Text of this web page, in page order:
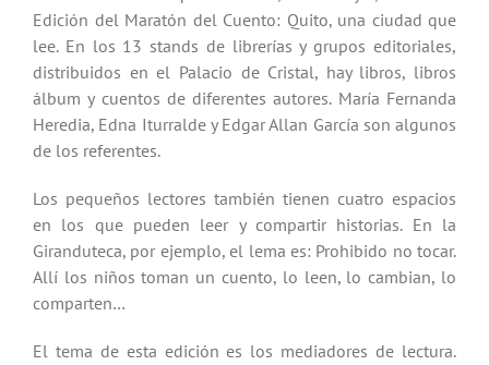
Edición del Maratón del Cuento: Quito, una ciudad que
lee. En los 13 stands de librerías y grupos editoriales,
distribuidos en el Palacio de Cristal, hay libros, libros
álbum y cuentos de diferentes autores. María Fernanda
Heredia, Edna Iturralde y Edgar Allan García son algunos
de los referentes.
Los pequeños lectores también tienen cuatro espacios
en los que pueden leer y compartir historias. En la
Giranduteca, por ejemplo, el lema es: Prohibido no tocar.
Allí los niños toman un cuento, lo leen, lo cambian, lo
comparten…
El tema de esta edición es los mediadores de lectura.